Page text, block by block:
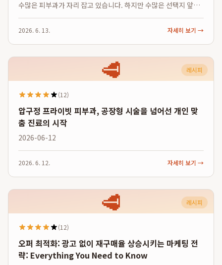
수많은 피부과가 자리 잡고 있습니다. 하지만 수많은 선택지 앞에
본적으로 해결할 수 있을까?', '공장처럼 찍어내는 시술이 아닌, 나
만을 위한 맞춤 케어...
2026. 6. 13. 자세히 보기 →
🥩 레시피
(12)
압구정 프라이빗 피부과, 공장형 시술을 넘어선 개인 맞
춤 진료의 시작
2026-06-12
2026. 6. 12. 자세히 보기 →
🥩 레시피
(12)
오퍼 최적화: 광고 없이 재구매율 상승시키는 마케팅 전
략: Everything You Need to Know